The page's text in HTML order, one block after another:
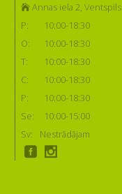
Annas iela 2, Ventspils
P:
10:00-18:30
O:
10:00-18:30
T:
10:00-18:30
C:
10:00-18:30
P:
10:00-18:30
Se:
10:00-15:00
Sv:
Nestrādājam